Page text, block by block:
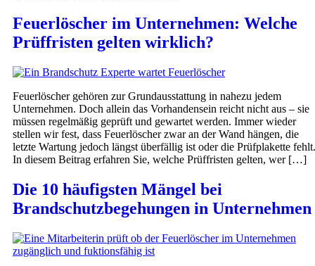
Feuerlöscher im Unternehmen: Welche
Prüffristen gelten wirklich?
Feuerlöscher gehören zur Grundausstattung in nahezu jedem
Unternehmen. Doch allein das Vorhandensein reicht nicht aus – sie
müssen regelmäßig geprüft und gewartet werden. Immer wieder
stellen wir fest, dass Feuerlöscher zwar an der Wand hängen, die
letzte Wartung jedoch längst überfällig ist oder die Prüfplakette fehlt.
In diesem Beitrag erfahren Sie, welche Prüffristen gelten, wer […]
Die 10 häufigsten Mängel bei
Brandschutzbegehungen in Unternehmen